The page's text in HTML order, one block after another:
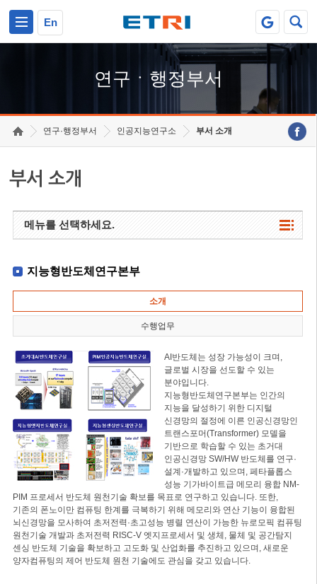
En
연구ㆍ행정부서
연구·행정부서 인공지능연구소 부서 소개
부서 소개
메뉴를 선택하세요.
지능형반도체연구본부
소개
수행업무
AI반도체는 성장 가능성이 크며,
글로벌 시장을 선도할 수 있는
분야입니다.
지능형반도체연구본부는 인간의
지능을 달성하기 위한 디지털
신경망의 절정에 이른 인공신경망인
트랜스포머(Transformer) 모델을
기반으로 학습할 수 있는 초거대
인공신경망 SW/HW 반도체를 연구·
설계·개발하고 있으며, 페타플롭스
성능 기가바이트급 메모리 융합 NM-
PIM 프로세서 반도체 원천기술 확보를 목표로 연구하고 있습니다. 또한,
기존의 폰노이만 컴퓨팅 한계를 극복하기 위해 메모리와 연산 기능이 융합된
뇌신경망을 모사하여 초저전력·초고성능 병렬 연산이 가능한 뉴로모픽 컴퓨팅
원천기술 개발과 초저전력 RISC-V 엣지프로세서 및 생체, 물체 및 공간탐지
센싱 반도체 기술을 확보하고 고도화 및 산업화를 추진하고 있으며, 새로운
양자컴퓨팅의 제어 반도체 원천 기술에도 관심을 갖고 있습니다.